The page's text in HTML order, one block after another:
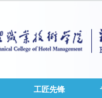
工匠先锋